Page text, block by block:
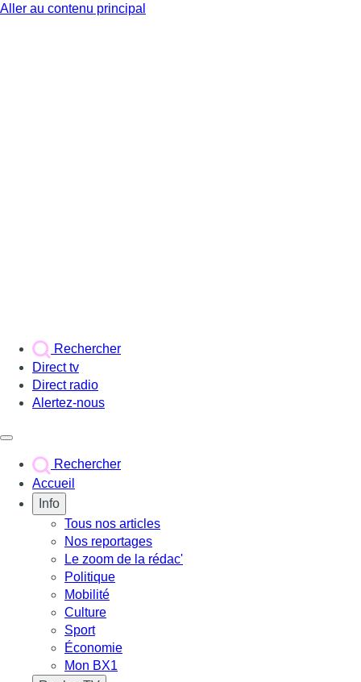
Aller au contenu principal
Rechercher
Direct tv
Direct radio
Alertez-nous
Rechercher
Accueil
Info
Tous nos articles
Nos reportages
Le zoom de la rédac'
Politique
Mobilité
Culture
Sport
Économie
Mon BX1